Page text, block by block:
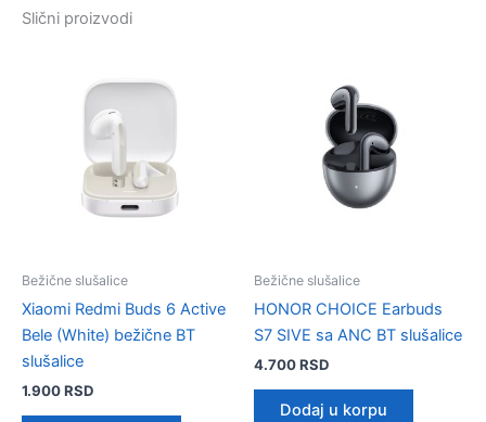
bežične
Slični proizvodi
Bežične slušalice
Xiaomi Redmi Buds 6 Active
Bele (White) bežične BT
slušalice
1.900RSD
Bežične slušalice
HONOR CHOICE Earbuds
S7 SIVE sa ANC BT slušalice
4.700RSD
Dodaj u korpu